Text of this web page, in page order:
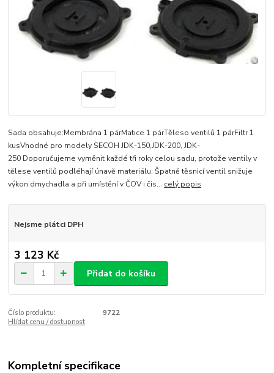
Sada obsahuje:Membrána 1 párMatice 1 párTěleso ventilů 1 párFiltr 1
kusVhodné pro modely SECOH JDK-150,JDK-200, JDK-
250 Doporučujeme vyměnit každé tři roky celou sadu, protože ventily v
tělese ventilů podléhají únavě materiálu. Špatně těsnicí ventil snižuje
výkon dmychadla a při umístění v ČOV i čis... celý popis
Nejsme plátci DPH
3 123 Kč
Přidat do košíku
Číslo produktu:
9722
Hlídat cenu / dostupnost
Kompletní specifikace